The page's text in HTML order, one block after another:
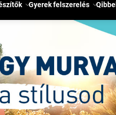
Gyerek felszerelés Qibbel